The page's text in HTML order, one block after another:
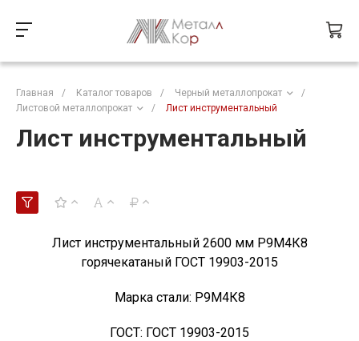
Главная / Каталог товаров / Черный металлопрокат
/
Листовой металлопрокат
/ Лист инструментальный
Лист инструментальный
Лист инструментальный 2600 мм Р9М4К8
горячекатаный ГОСТ 19903-2015
Марка стали: Р9М4К8
ГОСТ: ГОСТ 19903-2015